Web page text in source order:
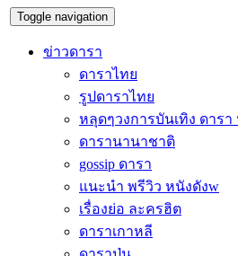
Toggle navigation
ข่าวดารา
ดาราไทย
รูปดาราไทย
หลุดๆวงการบันเทิง ดารา
ดารานานาชาติ
gossip ดารา
แนะนำ พรีวิว หนังดังw
เรื่องย่อ ละครฮิต
ดาราเกาหลี